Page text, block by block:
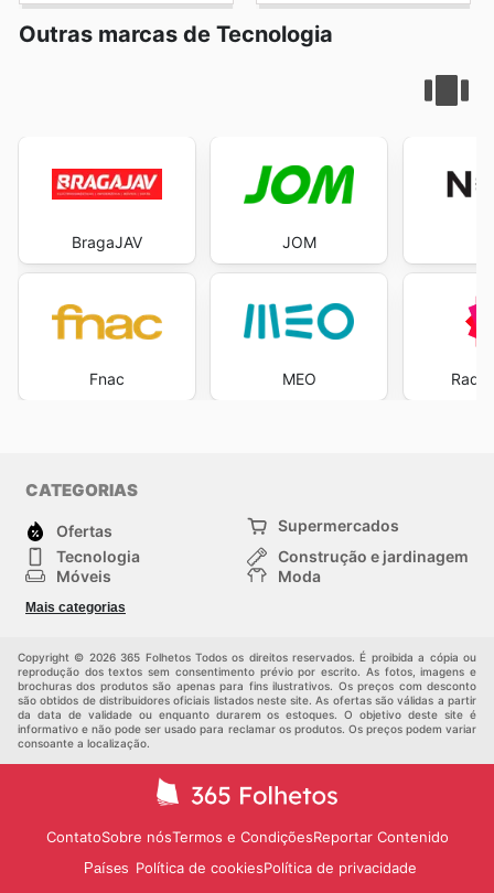
Outras marcas de Tecnologia
BragaJAV
Fnac
JOM
MEO
CATEGORIAS
Ofertas
Supermercados
Tecnologia
Construção e jardinagem
Móveis
Moda
Crianças
Mais categorias
Copyright © 2026 365 Folhetos Todos os direitos reservados. É proibida a cópia ou
reprodução dos textos sem consentimento prévio por escrito. As fotos, imagens e
brochuras dos produtos são apenas para fins ilustrativos. Os preços com desconto
são obtidos de distribuidores oficiais listados neste site. As ofertas são válidas a partir
da data de validade ou enquanto durarem os estoques. O objetivo deste site é
informativo e não pode ser usado para reclamar os produtos. Os preços podem variar
consoante a localização.
ContatoSobre nósTermos e CondiçõesReportar Contenido
Países Política de cookiesPolítica de privacidade